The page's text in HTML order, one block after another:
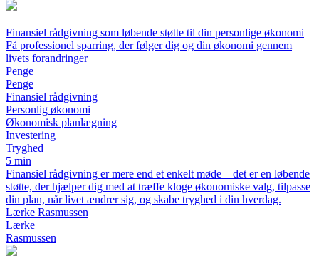
Finansiel rådgivning som løbende støtte til din personlige økonomi
Få professionel sparring, der følger dig og din økonomi gennem
livets forandringer
Penge
Penge
Finansiel rådgivning
Personlig økonomi
Økonomisk planlægning
Investering
Tryghed
5 min
Finansiel rådgivning er mere end et enkelt møde – det er en løbende
støtte, der hjælper dig med at træffe kloge økonomiske valg, tilpasse
din plan, når livet ændrer sig, og skabe tryghed i din hverdag.
Lærke Rasmussen
Lærke
Rasmussen